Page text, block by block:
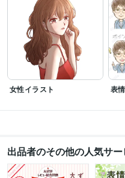
女性イラスト 表
出品者のその他の人気サー